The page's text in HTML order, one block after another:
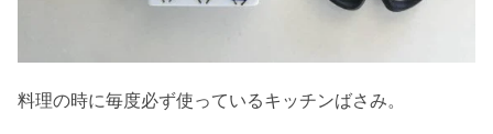
料理の時に毎度必ず使っているキッチンばさみ。